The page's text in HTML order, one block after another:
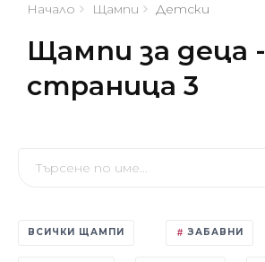
Начало Щампи Детски
Щампи за деца -
страница 3
ВСИЧКИ ЩАМПИ ЗАБАВНИ